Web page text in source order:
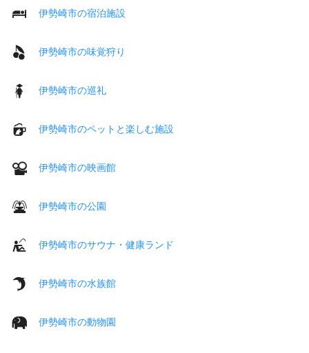
伊勢崎市の宿泊施設
伊勢崎市の味覚狩り
伊勢崎市の巡礼
伊勢崎市のペットと楽しむ施設
伊勢崎市の映画館
伊勢崎市の公園
伊勢崎市のサウナ・健康ランド
伊勢崎市の水族館
伊勢崎市の動物園